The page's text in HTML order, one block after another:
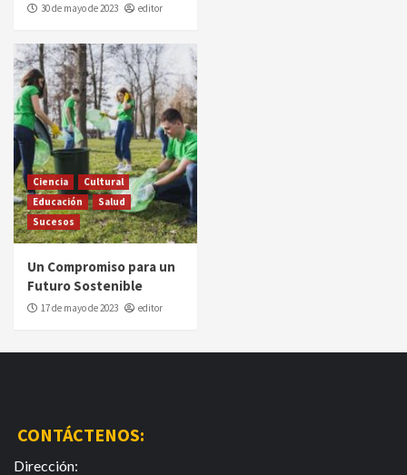
30 de mayo de 2023 editor
Ciencia
Cultural
Educación
Salud
Sucesos
Un Compromiso para un
Futuro Sostenible
17 de mayo de 2023 editor
CONTÁCTENOS:
Dirección: